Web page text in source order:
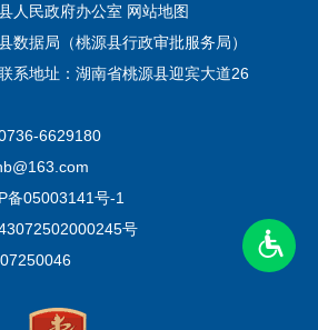
人民政府办公室 网站地图
数据局（桃源县行政审批服务局）
系地址：湖南省桃源县迎宾大道26
6629180
备05003141号-1
号